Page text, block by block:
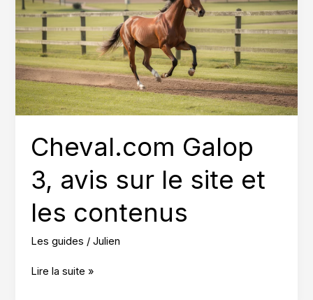
idées
créatives
Cheval.com Galop
3, avis sur le site et
les contenus
Les guides /Julien
Cheval.com
Lire la suite »